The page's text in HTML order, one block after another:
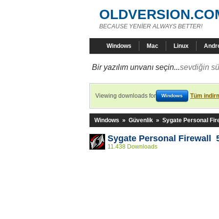
BECAUSE YENİER ALWAYS BETTER!
Windows Mac Linux
Bir yazılım unvanı seçin...sevdiğin
Viewing downloads for Windows Tüm
Windows » Güvenlik » Sygate Personal
Sygate Personal Firewall
11.438 Downloads